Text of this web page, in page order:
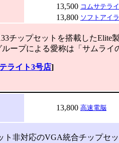
13,500 コムサテラ
13,800 ソフトアイ
チップセットを搭載したElite
ープによる愛称は「サムライ
ライト3号店]
13,800 高速電脳
非対応のVGA統合チップセッ